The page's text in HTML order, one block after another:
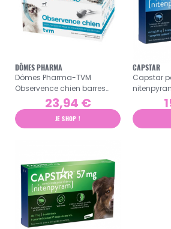
DÔMES PHARMA
Dômes Pharma-TVM
Observence chien barres
fractionnables 6 x 25gr
23,94 €
JE SHOP !
CAPSTAR
Capstar